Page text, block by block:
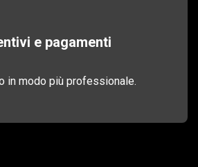
e pagamenti
in modo più professionale.